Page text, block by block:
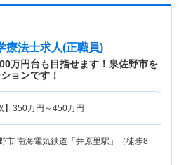
療法士求人(正職員)
万円台も目指せます！泉佐野市を
ョンです！
350万円～450万円
市 南海電気鉄道「井原里駅」（徒歩8